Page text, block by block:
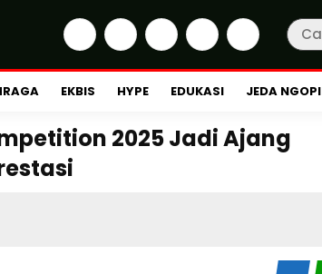
EKBIS HYPE EDUKASI JEDA NGOPI
2025 Jadi Ajang